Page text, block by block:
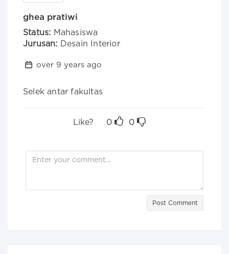
ghea pratiwi
Status: Mahasiswa
Jurusan: Desain Interior
over 9 years ago
Selek antar fakultas
Like? 0 0
Post Comment